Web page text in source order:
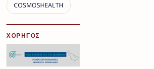
ΧΟΡΗΓΟΣ